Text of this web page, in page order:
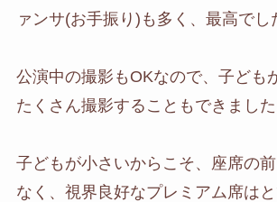
ァンサ(お手振り)も多く、最高でし
公演中の撮影もOKなので、子ども
たくさん撮影することもできました
子どもが小さいからこそ、座席の
なく、視界良好なプレミアム席は